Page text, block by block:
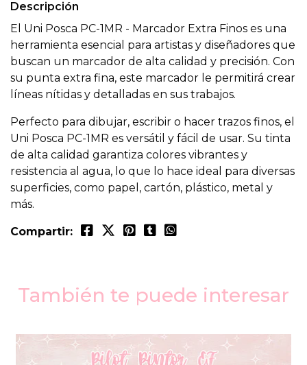
Descripción
El Uni Posca PC-1MR - Marcador Extra Finos es una
herramienta esencial para artistas y diseñadores que
buscan un marcador de alta calidad y precisión. Con
su punta extra fina, este marcador le permitirá crear
líneas nítidas y detalladas en sus trabajos.
Perfecto para dibujar, escribir o hacer trazos finos, el
Uni Posca PC-1MR es versátil y fácil de usar. Su tinta
de alta calidad garantiza colores vibrantes y
resistencia al agua, lo que lo hace ideal para diversas
superficies, como papel, cartón, plástico, metal y
más.
Compartir:
También te puede interesar